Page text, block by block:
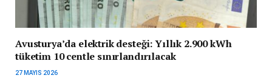
Avusturya’da elektrik desteği: Yıllık 2.900 kWh
tüketim 10 centle sınırlandırılacak
27 MAYIS 2026